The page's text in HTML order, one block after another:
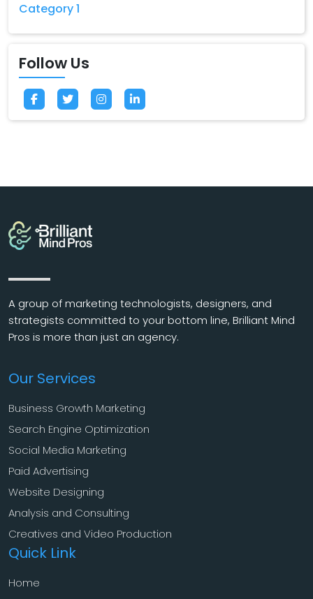
Category 1
Follow Us
A group of marketing technologists, designers, and
strategists committed to your bottom line, Brilliant Mind
Pros is more than just an agency.
Our Services
Business Growth Marketing
Search Engine Optimization
Social Media Marketing
Paid Advertising
Website Designing
Analysis and Consulting
Creatives and Video Production
Quick Link
Home